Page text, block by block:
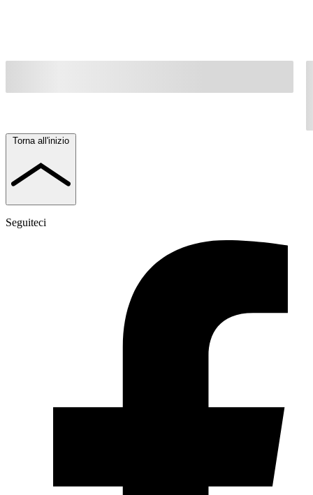
Torna all'inizio
Seguiteci